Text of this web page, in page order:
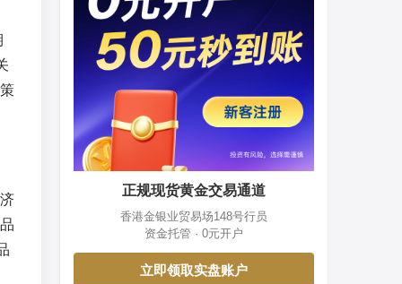
正规现货黄金交易通道
香港金银业贸易场148号行员
资金托管 · 0元开户
立即领取实盘账户